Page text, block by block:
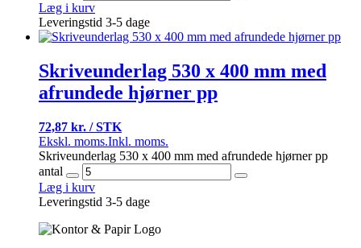
Læg i kurv
Leveringstid 3-5 dage
Skriveunderlag 530 x 400 mm med
afrundede hjørner pp
72,87 kr. / STK
Ekskl. moms.Inkl. moms.
Skriveunderlag 530 x 400 mm med afrundede hjørner pp
antal
Læg i kurv
Leveringstid 3-5 dage